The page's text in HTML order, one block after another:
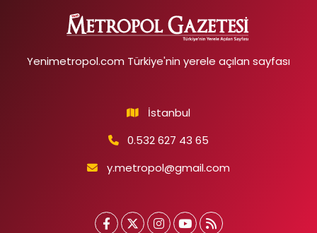
Yenimetropol.com Türkiye'nin yerele açılan sayfası
İstanbul
0.532 627 43 65
y.metropol@gmail.com